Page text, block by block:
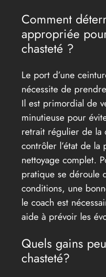
Comment
appropriée
chasteté ?
Le port d’une
nécessite de
Il est primordial de
minutieuse pour
retrait régulier de la
contrôler l’état de la
nettoyage complet.
pratique se déroule
conditions, une
le coach est
aide à prévoir les
Quels gains
chasteté?